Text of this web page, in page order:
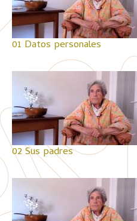
01 Datos personales
02 Sus padres